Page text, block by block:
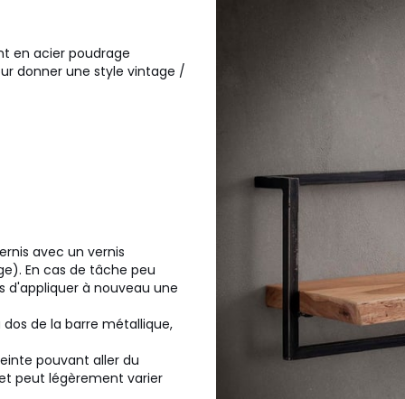
en acier poudrage
donner une style vintage /
avec un vernis
En cas de tâche peu
d'appliquer à nouveau une
de la barre métallique,
pouvant aller du
peut légèrement varier